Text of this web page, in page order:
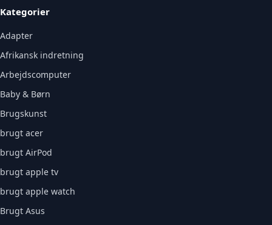
Kategorier
Adapter
Afrikansk indretning
Arbejdscomputer
Baby & Børn
Brugskunst
brugt acer
brugt AirPod
brugt apple tv
brugt apple watch
Brugt Asus